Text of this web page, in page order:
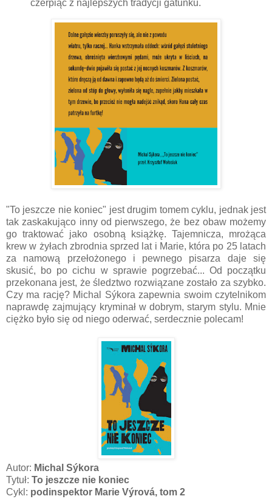
czerpiąc z najlepszych tradycji gatunku.
"To jeszcze nie koniec" jest drugim tomem cyklu, jednak jest
tak zaskakująco inny od pierwszego, że bez obaw możemy
go traktować jako osobną książkę. Tajemnicza, mrożąca
krew w żyłach zbrodnia sprzed lat i Marie, która po 25 latach
za namową przełożonego i pewnego pisarza daje się
skusić, bo po cichu w sprawie pogrzebać... Od początku
przekonana jest, że śledztwo rozwiązane zostało za szybko.
Czy ma rację? Michal Sýkora zapewnia swoim czytelnikom
naprawdę zajmujący kryminał w dobrym, starym stylu. Mnie
ciężko było się od niego oderwać, serdecznie polecam!
Autor: Michal Sýkora
Tytuł: To jeszcze nie koniec
Cykl: podinspektor Marie Výrová, tom 2